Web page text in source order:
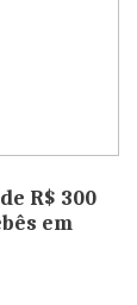
R$ 300
em